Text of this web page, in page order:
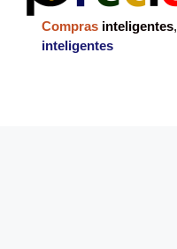
Compras inteligentes,
inteligentes